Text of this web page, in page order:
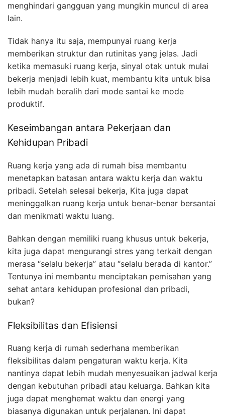
menghindari gangguan yang mungkin muncul di area
lain.
Tidak hanya itu saja, mempunyai ruang kerja
memberikan struktur dan rutinitas yang jelas. Jadi
ketika memasuki ruang kerja, sinyal otak untuk mulai
bekerja menjadi lebih kuat, membantu kita untuk bisa
lebih mudah beralih dari mode santai ke mode
produktif.
Keseimbangan antara Pekerjaan dan
Kehidupan Pribadi
Ruang kerja yang ada di rumah bisa membantu
menetapkan batasan antara waktu kerja dan waktu
pribadi. Setelah selesai bekerja, Kita juga dapat
meninggalkan ruang kerja untuk benar-benar bersantai
dan menikmati waktu luang.
Bahkan dengan memiliki ruang khusus untuk bekerja,
kita juga dapat mengurangi stres yang terkait dengan
merasa “selalu bekerja” atau “selalu berada di kantor.”
Tentunya ini membantu menciptakan pemisahan yang
sehat antara kehidupan profesional dan pribadi,
bukan?
Fleksibilitas dan Efisiensi
Ruang kerja di rumah sederhana memberikan
fleksibilitas dalam pengaturan waktu kerja. Kita
nantinya dapat lebih mudah menyesuaikan jadwal kerja
dengan kebutuhan pribadi atau keluarga. Bahkan kita
juga dapat menghemat waktu dan energi yang
biasanya digunakan untuk perjalanan. Ini dapat